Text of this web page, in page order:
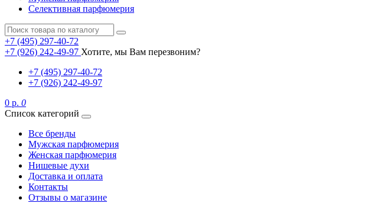
Селективная парфюмерия
+7 (495) 297-40-72
+7 (926) 242-49-97 Хотите, мы Вам перезвоним?
+7 (495) 297-40-72
+7 (926) 242-49-97
0 р. 0
Список категорий
Все бренды
Мужская парфюмерия
Женская парфюмерия
Нишевые духи
Доставка и оплата
Контакты
Отзывы о магазине